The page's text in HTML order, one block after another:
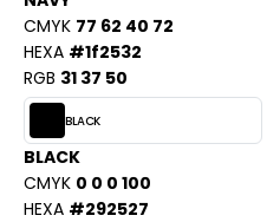
SHIRT
SHIRT
PROFESSIONNELLE
COOL
HOODS
T'S
CMYK 77 62 40 72
HEXA #1f2532
RGB 31 37 50
BLACK
BLACK
CMYK 0 0 0 100
HEXA #292527